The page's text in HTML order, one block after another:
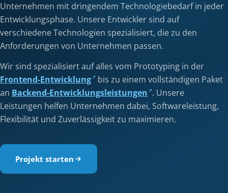
Unternehmen mit dringendem Technologiebedarf in jeder
Entwicklungsphase. Unsere Entwickler sind auf
verschiedene Technologien spezialisiert, die zu den
Anforderungen von Unternehmen passen.
Wir sind spezialisiert auf alles vom Prototyping in der
Frontend-Entwicklung
bis zu einem vollständigen Paket
an Backend-Entwicklungsleistungen . Unsere
Leistungen helfen Unternehmen dabei, Softwareleistung,
Flexibilität und Zuverlässigkeit zu maximieren.
Projekt starten